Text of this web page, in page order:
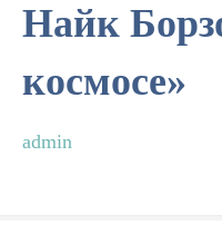
Найк
космосе»
admin